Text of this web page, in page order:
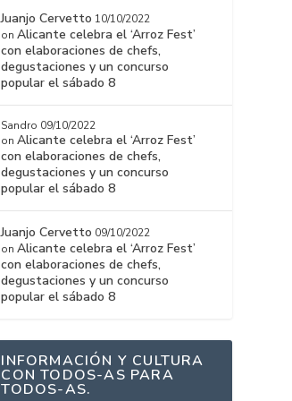
Juanjo Cervetto 10/10/2022
onAlicante celebra el ‘Arroz Fest’
con elaboraciones de chefs,
degustaciones y un concurso
popular el sábado 8
Sandro 09/10/2022
onAlicante celebra el ‘Arroz Fest’
con elaboraciones de chefs,
degustaciones y un concurso
popular el sábado 8
Juanjo Cervetto 09/10/2022
onAlicante celebra el ‘Arroz Fest’
con elaboraciones de chefs,
degustaciones y un concurso
popular el sábado 8
INFORMACIÓN Y CULTURA
CON TODOS-AS PARA
TODOS-AS.